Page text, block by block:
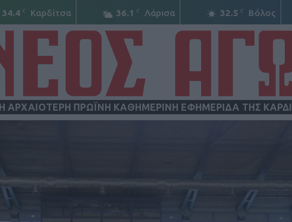
34.4 C Καρδίτσα 36.1 C Λάρισα 32.5 C Βόλος
Η ΑΡΧΑΙΟΤΕΡΗ ΠΡΩΪΝΗ ΚΑΘΗΜΕΡΙΝΗ ΕΦΗΜΕΡΙΔΑ ΤΗΣ